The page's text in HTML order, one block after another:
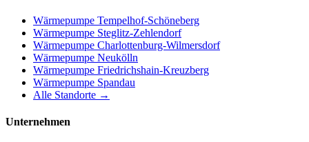
Wärmepumpe Tempelhof-Schöneberg
Wärmepumpe Steglitz-Zehlendorf
Wärmepumpe Charlottenburg-Wilmersdorf
Wärmepumpe Neukölln
Wärmepumpe Friedrichshain-Kreuzberg
Wärmepumpe Spandau
Alle Standorte →
Unternehmen